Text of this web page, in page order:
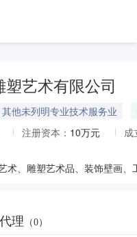
艺术有限公司
其他未列明专业技术服务业
注册资本： 10万元 成
术、雕塑艺术品、装饰壁画
代理 （0）